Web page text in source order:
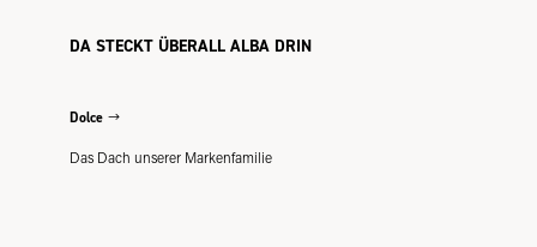
DA STECKT ÜBERALL ALBA DRIN
Dolce
Das Dach unserer Markenfamilie